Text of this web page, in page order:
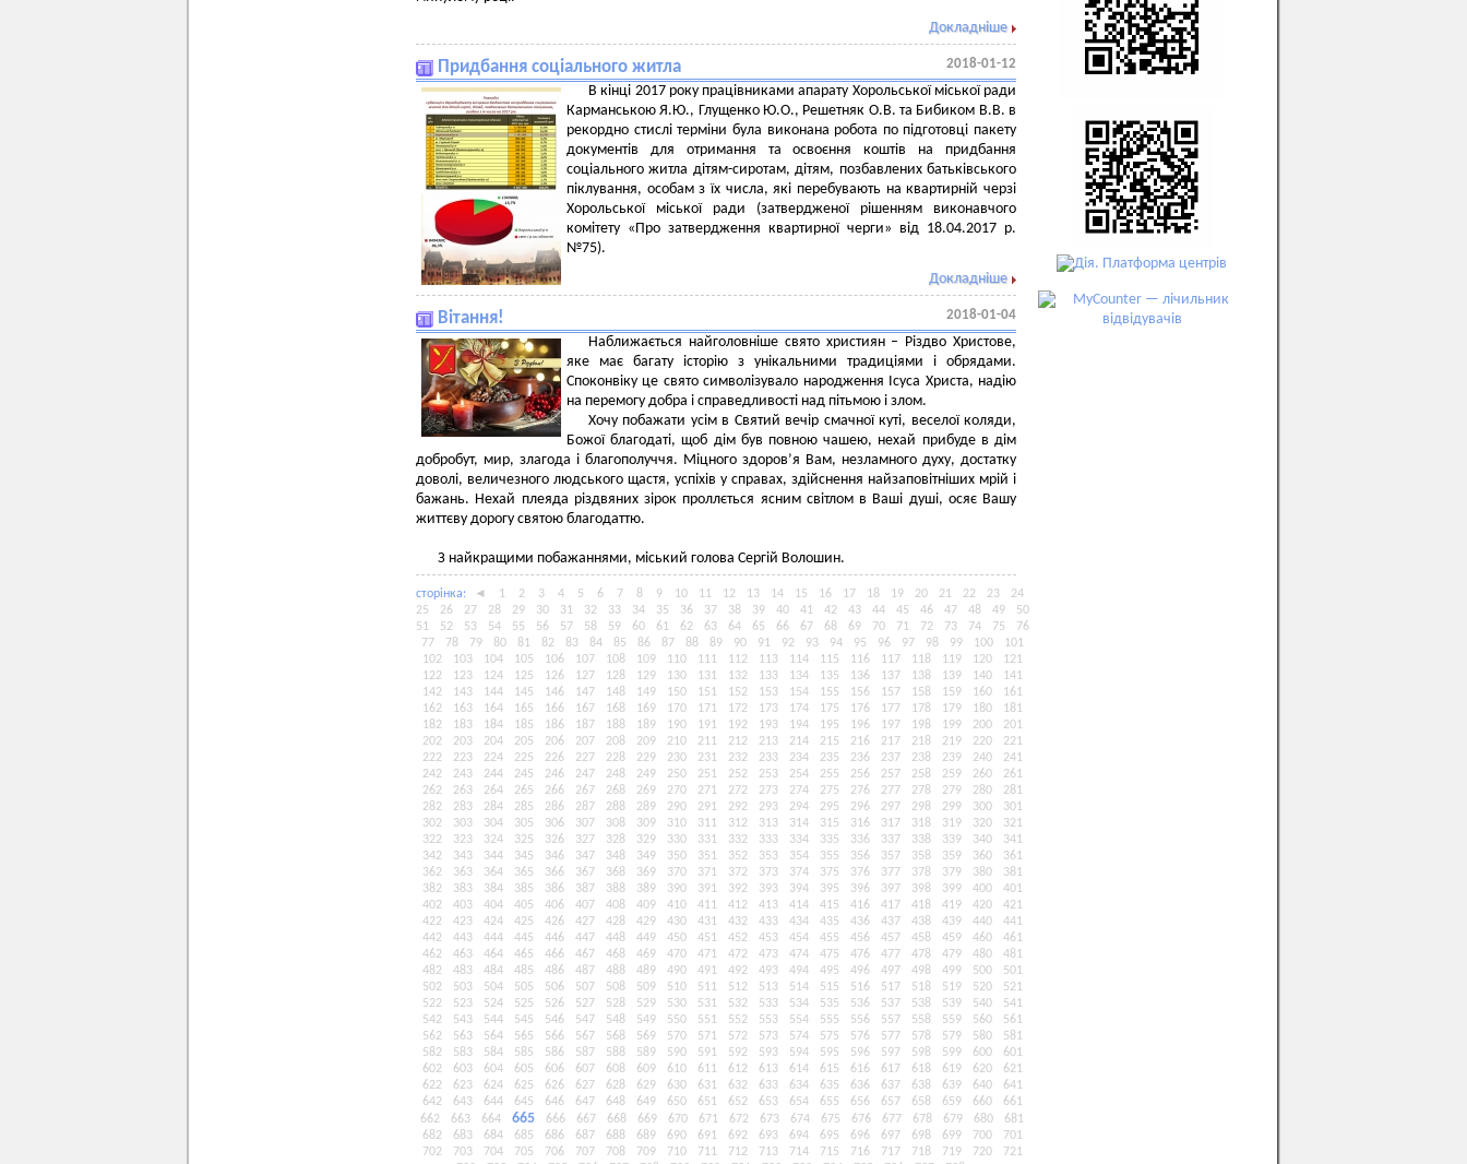
Докладніше
Придбання соціального житла 2018-01-12
В кінці 2017 року працівниками апарату Хорольської міської ради
Карманською Я.Ю., Глущенко Ю.О., Решетняк О.В. та Бибиком В.В. в
рекордно стислі терміни була виконана робота по підготовці пакету
документів для отримання та освоєння коштів на придбання
соціального житла дітям-сиротам, дітям, позбавлених батьківського
піклування, особам з їх числа, які перебувають на квартирній черзі
Хорольської міської ради (затвердженої рішенням виконавчого
комітету «Про затвердження квартирної черги» від 18.04.2017 р.
№75).
Докладніше
Вітання! 2018-01-04
Наближається найголовніше свято християн – Різдво Христове,
яке має багату історію з унікальними традиціями і обрядами.
Споконвіку це свято символізувало народження Ісуса Христа, надію
на перемогу добра і справедливості над пітьмою і злом.
Хочу побажати усім в Святий вечір смачної куті, веселої коляди,
Божої благодаті, щоб дім був повною чашею, нехай прибуде в дім
добробут, мир, злагода і благополуччя. Міцного здоров’я Вам, незламного духу, достатку
доволі, величезного людського щастя, успіхів у справах, здійснення найзаповітніших мрій і
бажань. Нехай плеяда різдвяних зірок проллється ясним світлом в Ваші душі, осяє Вашу
життєву дорогу святою благодаттю.
З найкращими побажаннями, міський голова Сергій Волошин.
сторiнка: ◄ 1 2 3 4 5 6 7 8 9 10 11 12 13 14 15 16 17 18 19 20 21 22 23
24
25
26 27 28 29 30 31 32 33 34 35 36 37 38 39 40 41 42 43 44 45 46 47 48 49
50
51
52 53 54 55 56 57 58 59 60 61 62 63 64 65 66 67 68 69 70 71 72 73 74 75
76
77
78 79 80 81 82 83 84 85 86 87 88 89 90 91 92 93 94 95 96 97 98 99 100
101
102
103 104 105 106 107 108 109 110 111 112 113 114 115 116 117 118 119 120
121
122
123 124 125 126 127 128 129 130 131 132 133 134 135 136 137 138 139 140
141
142
143 144 145 146 147 148 149 150 151 152 153 154 155 156 157 158 159 160
161
162
163 164 165 166 167 168 169 170 171 172 173 174 175 176 177 178 179 180
181
182
183 184 185 186 187 188 189 190 191 192 193 194 195 196 197 198 199 200
201
202
203 204 205 206 207 208 209 210 211 212 213 214 215 216 217 218 219 220
221
222
223 224 225 226 227 228 229 230 231 232 233 234 235 236 237 238 239 240
241
242
243 244 245 246 247 248 249 250 251 252 253 254 255 256 257 258 259 260
261
262
263 264 265 266 267 268 269 270 271 272 273 274 275 276 277 278 279 280
281
282
283 284 285 286 287 288 289 290 291 292 293 294 295 296 297 298 299 300
301
302
303 304 305 306 307 308 309 310 311 312 313 314 315 316 317 318 319 320
321
322
323 324 325 326 327 328 329 330 331 332 333 334 335 336 337 338 339 340
341
342
343 344 345 346 347 348 349 350 351 352 353 354 355 356 357 358 359 360
361
362
363 364 365 366 367 368 369 370 371 372 373 374 375 376 377 378 379 380
381
382
383 384 385 386 387 388 389 390 391 392 393 394 395 396 397 398 399 400
401
402
403 404 405 406 407 408 409 410 411 412 413 414 415 416 417 418 419 420
421
422
423 424 425 426 427 428 429 430 431 432 433 434 435 436 437 438 439 440
441
442
443 444 445 446 447 448 449 450 451 452 453 454 455 456 457 458 459 460
461
462
463 464 465 466 467 468 469 470 471 472 473 474 475 476 477 478 479 480
481
482
483 484 485 486 487 488 489 490 491 492 493 494 495 496 497 498 499 500
501
502
503 504 505 506 507 508 509 510 511 512 513 514 515 516 517 518 519 520
521
522
523 524 525 526 527 528 529 530 531 532 533 534 535 536 537 538 539 540
541
542
543 544 545 546 547 548 549 550 551 552 553 554 555 556 557 558 559 560
561
562
563 564 565 566 567 568 569 570 571 572 573 574 575 576 577 578 579 580
581
582
583 584 585 586 587 588 589 590 591 592 593 594 595 596 597 598 599 600
601
602
603 604 605 606 607 608 609 610 611 612 613 614 615 616 617 618 619 620
621
622
623 624 625 626 627 628 629 630 631 632 633 634 635 636 637 638 639 640
641
642
643 644 645 646 647 648 649 650 651 652 653 654 655 656 657 658 659 660
661
662
663 664 665 666 667 668 669 670 671 672 673 674 675 676 677 678 679 680
681
682
683 684 685 686 687 688 689 690 691 692 693 694 695 696 697 698 699 700
701
702
703 704 705 706 707 708 709 710 711 712 713 714 715 716 717 718 719 720
721